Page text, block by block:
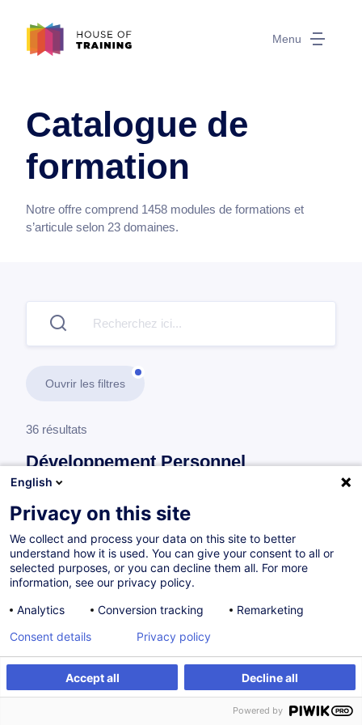
Menu
Catalogue de
formation
Notre offre comprend 1458 modules de formations et
s’articule selon 23 domaines.
Ouvrir les filtres
36 résultats
Développement Personnel
Leadership et Management
Passer du rôle d'expert au rôle de manager
FR
à p.d. 505.00 €
Cours du jour
English
Privacy on this site
We collect and process your data on this site to better
understand how it is used. You can give your consent to all or
selected purposes, or you can decline them all. For more
information, see our privacy policy.
Analytics
Conversion tracking Remarketing
Accept all Decline all
Consent details Privacy policy
Powered by